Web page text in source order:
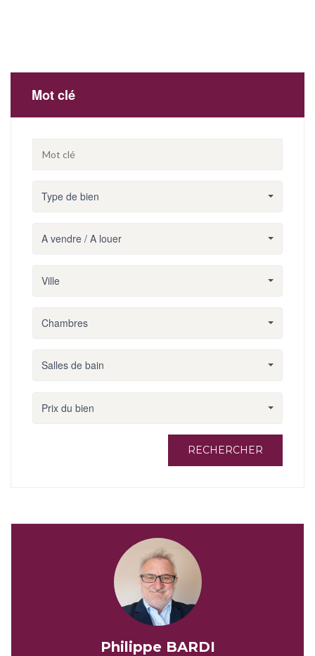
Mot clé
Type de bien
A vendre / A louer
Ville
Chambres
Salles de bain
Prix du bien
RECHERCHER
Philippe BARDI